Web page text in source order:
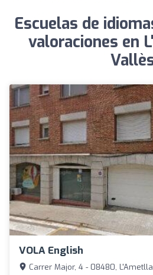
Escuelas de
valoraciones en
VOLA English
Carrer Major, 4 - 08480,